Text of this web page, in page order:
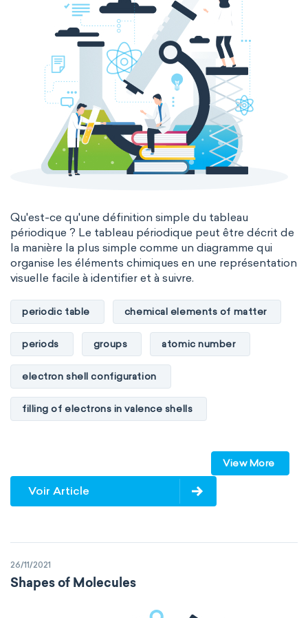
Qu'est-ce qu'une définition simple du tableau
périodique ? Le tableau périodique peut être décrit de
la manière la plus simple comme un diagramme qui
organise les éléments chimiques en une représentation
visuelle facile à identifier et à suivre.
periodic table chemical elements of matter
periods groups atomic number
electron shell configuration
filling of electrons in valence shells
transactinides element blocks s-block
p-block d-block f-block
metalloids
View More
Voir Article
26/11/2021
Shapes of Molecules